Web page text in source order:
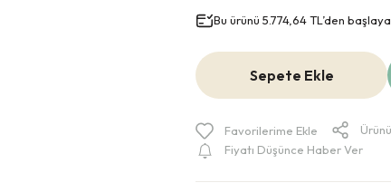
Bu ürünü 5.774,64 TL’den
Sepete Ekle
Fiyatı Düşünce Haber Ver